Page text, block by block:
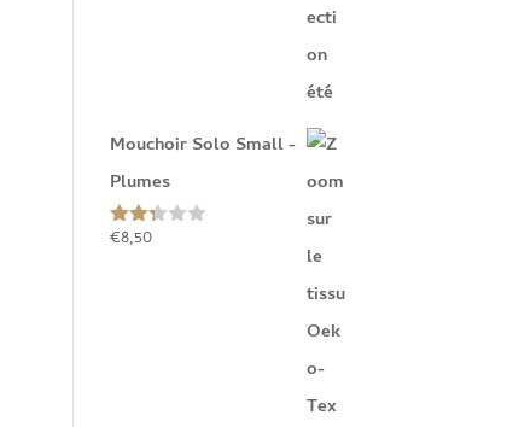
Mouchoir Solo Small -
Plumes
Note
€8,50